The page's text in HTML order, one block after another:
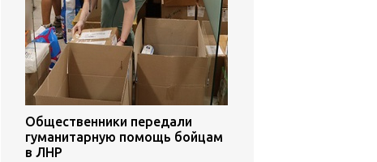
Общественники передали
гуманитарную помощь бойцам
в ЛНР